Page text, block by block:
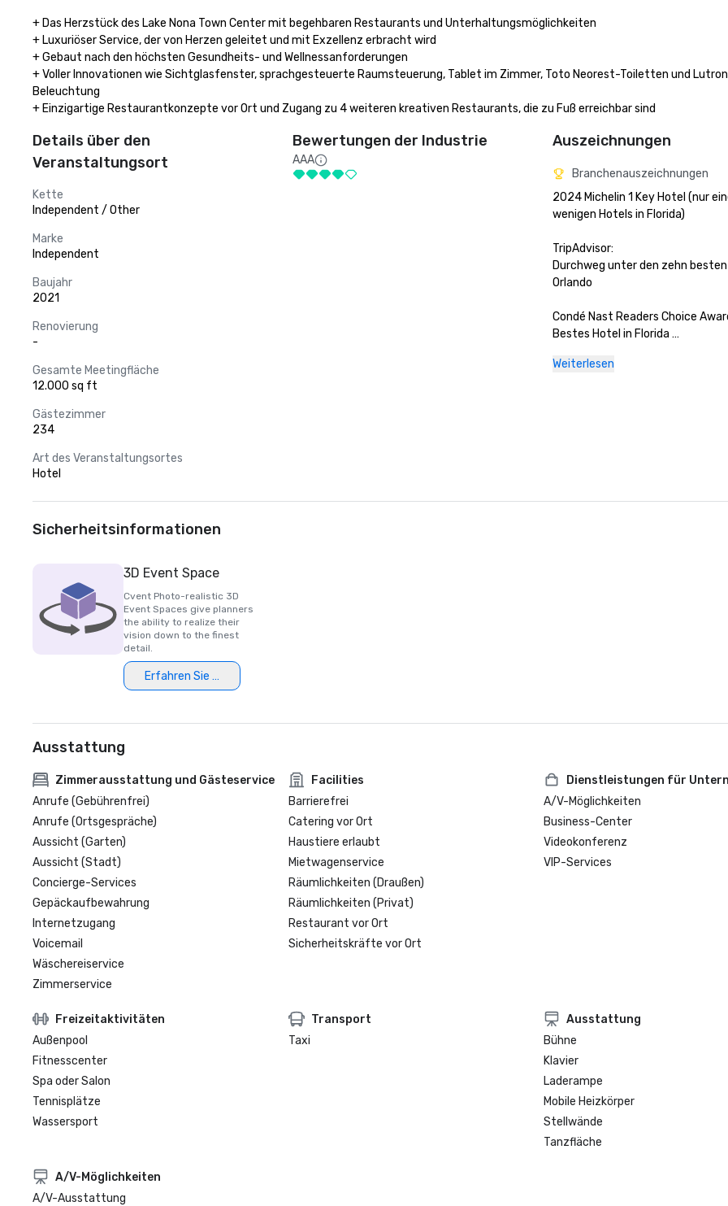
+ Das Herzstück des Lake Nona Town Center mit begehbaren Restaurants und Unterhaltungsmöglichkeiten
+ Luxuriöser Service, der von Herzen geleitet und mit Exzellenz erbracht wird
+ Gebaut nach den höchsten Gesundheits- und Wellnessanforderungen
+ Voller Innovationen wie Sichtglasfenster, sprachgesteuerte Raumsteuerung, Tablet im Zimmer, Toto Neorest-Toiletten und
Beleuchtung
+ Einzigartige Restaurantkonzepte vor Ort und Zugang zu 4 weiteren kreativen Restaurants, die zu Fuß erreichbar sind
Details über den
Veranstaltungsort
Kette
Independent / Other
Marke
Independent
Baujahr
2021
Renovierung
-
Gesamte Meetingfläche
12.000 sq ft
Gästezimmer
234
Art des Veranstaltungsortes
Hotel
Bewertungen der Industrie
AAA
Auszeichnungen
Branchenauszeichnungen
2024 Michelin 1 Key Hotel (nur
wenigen Hotels in Florida)
TripAdvisor:
Durchweg unter den zehn
Orlando
Condé Nast Readers Choice
Bestes Hotel in Florida
Nominiert für Reisen und Freizeit
•Bronzemedaille, beste Hotel-/
Weiterlesen
Sicherheitsinformationen
3D Event Space
Cvent Photo-realistic 3D
Event Spaces give planners
the ability to realize their
vision down to the finest
detail.
Erfahren Sie mehr
Ausstattung
Zimmerausstattung und Gästeservice
Anrufe (Gebührenfrei)
Anrufe (Ortsgespräche)
Aussicht (Garten)
Aussicht (Stadt)
Concierge-Services
Gepäckaufbewahrung
Internetzugang
Voicemail
Wäschereiservice
Zimmerservice
Facilities
Barrierefrei
Catering vor Ort
Haustiere erlaubt
Mietwagenservice
Räumlichkeiten (Draußen)
Räumlichkeiten (Privat)
Restaurant vor Ort
Sicherheitskräfte vor Ort
Dienstleistungen für
A/V-Möglichkeiten
Business-Center
Videokonferenz
VIP-Services
Freizeitaktivitäten
Außenpool
Fitnesscenter
Spa oder Salon
Tennisplätze
Wassersport
Transport
Taxi
Ausstattung
Bühne
Klavier
Laderampe
Mobile Heizkörper
Stellwände
Tanzfläche
A/V-Möglichkeiten
A/V-Ausstattung